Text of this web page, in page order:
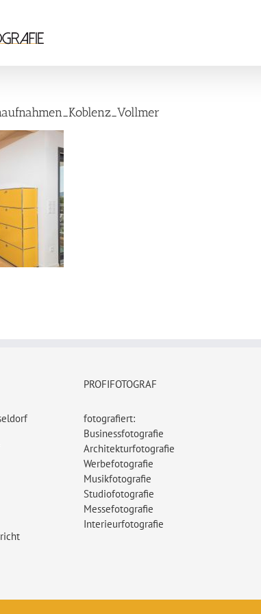
PROFIFOTOGRAF
fotografiert:
Businessfotografie
Architekturfotografie
Werbefotografie
Musikfotografie
Studiofotografie
Messefotografie
Interieurfotografie